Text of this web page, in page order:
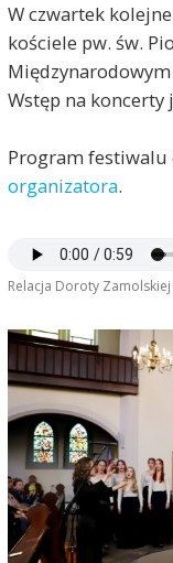
W czwartek
kościele pw. św.
Wstęp na koncerty
Program festiwalu
organizatora.
Relacja Doroty Zamolskiej